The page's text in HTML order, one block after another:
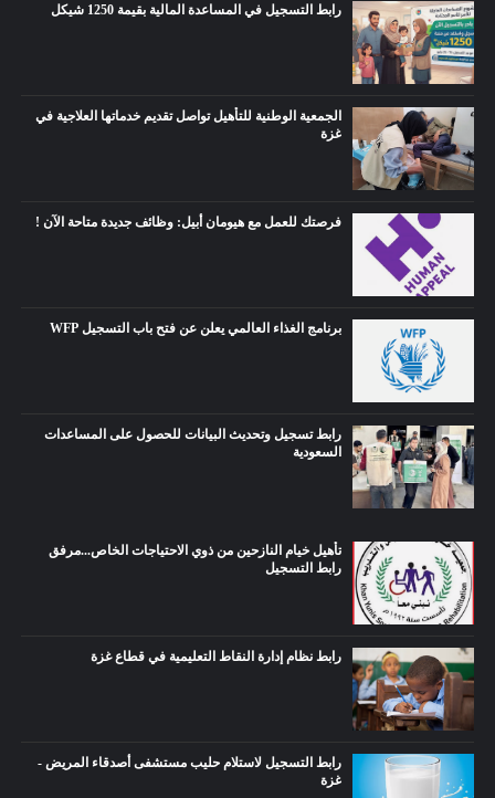
رابط التسجيل في المساعدة المالية بقيمة 1250 شيكل
الجمعية الوطنية للتأهيل تواصل تقديم خدماتها العلاجية في
غزة
فرصتك للعمل مع هيومان أبيل: وظائف جديدة متاحة الآن !
برنامج الغذاء العالمي يعلن عن فتح باب التسجيل WFP
رابط تسجيل وتحديث البيانات للحصول على المساعدات
السعودية
تأهيل خيام النازحين من ذوي الاحتياجات الخاص...مرفق
رابط التسجيل
رابط نظام إدارة النقاط التعليمية في قطاع غزة
رابط التسجيل لاستلام حليب مستشفى أصدقاء المريض -
غزة